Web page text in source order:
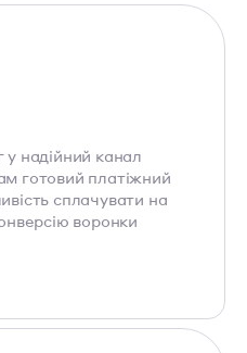
у надійний канал
готовий платіжний
сплачувати на
воронки